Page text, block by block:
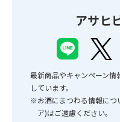
アサヒ
最新商品やキャンペーン情
しています。
※お酒にまつわる情報につ
ア)はご遠慮ください。